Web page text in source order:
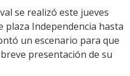
Link
se realizó este jueves
plaza Independencia hasta
un escenario para que
presentación de su